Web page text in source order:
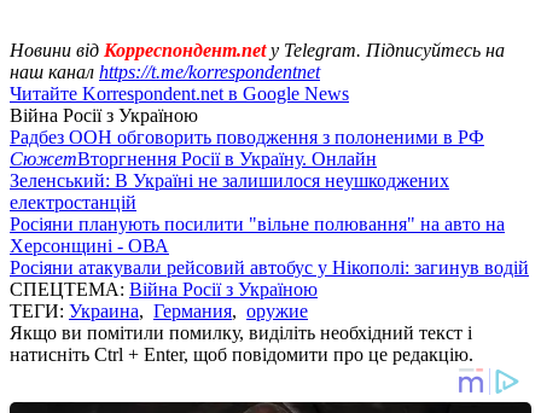
Новини від Корреспондент.netу Telegram. Підписуйтесь на
наш канал https://t.me/korrespondentnet
Читайте Korrespondent.net в Google News
Війна Росії з Україною
Радбез ООН обговорить поводження з полоненими в РФ
СюжетВторгнення Росії в Україну. Онлайн
Зеленський: В Україні не залишилося неушкоджених
електростанцій
Росіяни планують посилити "вільне полювання" на авто на
Херсонщині - ОВА
Росіяни атакували рейсовий автобус у Нікополі: загинув водій
СПЕЦТЕМА: Війна Росії з Україною
ТЕГИ: Украина, Германия, оружие
Якщо ви помітили помилку, виділіть необхідний текст і
натисніть Ctrl + Enter, щоб повідомити про це редакцію.